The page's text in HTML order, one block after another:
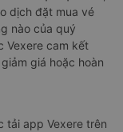
dịch đặt mua vé
nào của quý
Vexere cam kết
giá hoặc hoàn
tải app Vexere trên